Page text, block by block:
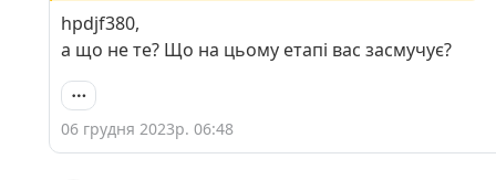
hpdjf380,
а що не те? Що на цьому етапі вас засмучує?
06 грудня 2023р. 06:48